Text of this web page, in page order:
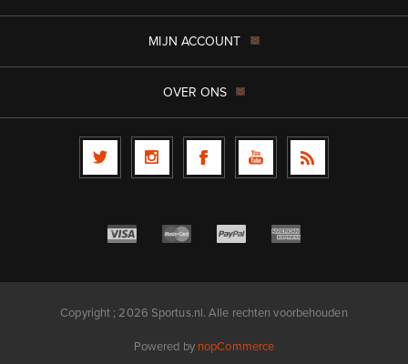
MIJN ACCOUNT
OVER ONS
Copyright ; 2026 Sportus.nl. Alle rechten voorbehouden
Powered by nopCommerce